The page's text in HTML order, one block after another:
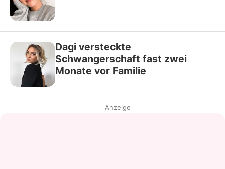
Dagi versteckte
Schwangerschaft fast zwei
Monate vor Familie
Anzeige